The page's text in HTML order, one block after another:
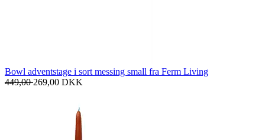
Bowl adventstage i sort messing small fra Ferm Living
449,00269,00 DKK